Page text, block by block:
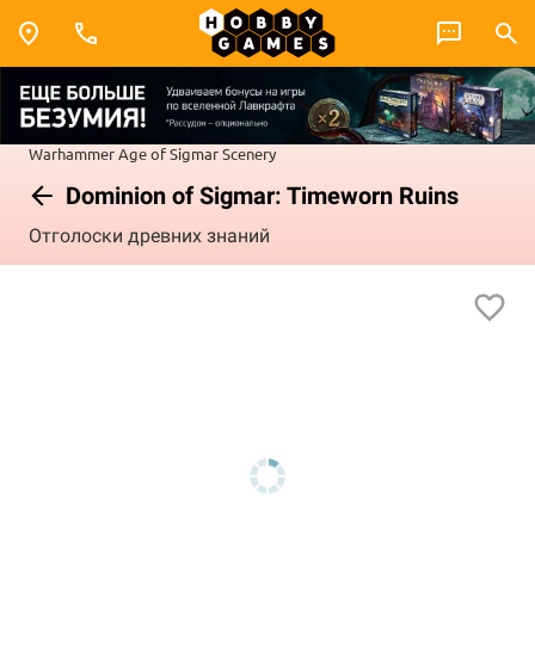
WarhammerAge of SigmarScenery
Dominion of Sigmar: Timeworn Ruins
Отголоски древних знаний